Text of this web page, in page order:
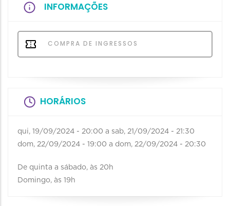
INFORMAÇÕES
COMPRA DE INGRESSOS
HORÁRIOS
qui, 19/09/2024 - 20:00 a sab, 21/09/2024 - 21:30
dom, 22/09/2024 - 19:00 a dom, 22/09/2024 - 20:30
De quinta a sábado, às 20h
Domingo, às 19h